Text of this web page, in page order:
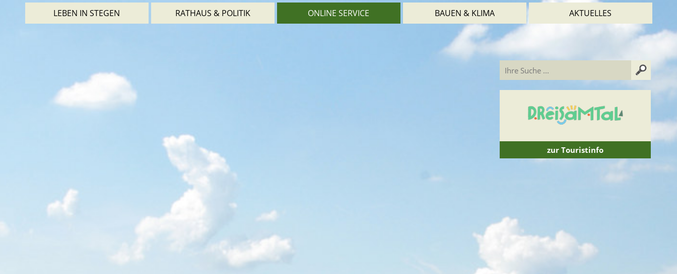
LEBEN IN STEGEN RATHAUS & POLITIK ONLINE SERVICE BAUEN & KLIMA AKTUELLES
zur Touristinfo